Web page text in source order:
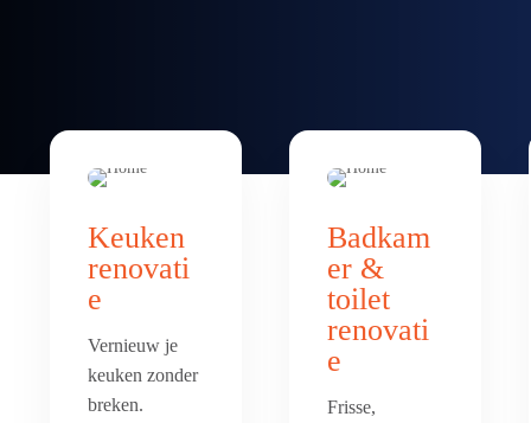
Keuken
renovati
e
Vernieuw je
keuken zonder
breken.
Badkam
er &
toilet
renovati
e
Frisse,